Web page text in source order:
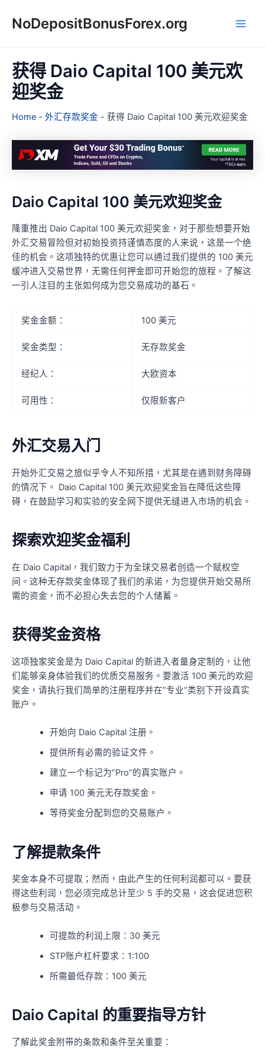
NoDepositBonusForex.org
获得 Daio Capital 100 美元欢
迎奖金
Home - 外汇存款奖金 - 获得 Daio Capital 100 美元欢迎奖金
Daio Capital 100 美元欢迎奖金
隆重推出 Daio Capital 100 美元欢迎奖金，对于那些想要开始
外汇交易冒险但对初始投资持谨慎态度的人来说，这是一个绝
佳的机会。这项独特的优惠让您可以通过我们提供的 100 美元
缓冲进入交易世界，无需任何押金即可开始您的旅程。了解这
一引人注目的主张如何成为您交易成功的基石。
奖金金额： 100 美元
奖金类型： 无存款奖金
经纪人： 大欧资本
可用性： 仅限新客户
外汇交易入门
开始外汇交易之旅似乎令人不知所措，尤其是在遇到财务障碍
的情况下。 Daio Capital 100 美元欢迎奖金旨在降低这些障
碍，在鼓励学习和实验的安全网下提供无缝进入市场的机会。
探索欢迎奖金福利
在 Daio Capital，我们致力于为全球交易者创造一个赋权空
间。这种无存款奖金体现了我们的承诺，为您提供开始交易所
需的资金，而不必担心失去您的个人储蓄。
获得奖金资格
这项独家奖金是为 Daio Capital 的新进入者量身定制的，让他
们能够亲身体验我们的优质交易服务。要激活 100 美元的欢迎
奖金，请执行我们简单的注册程序并在“专业”类别下开设真实
账户。
开始向 Daio Capital 注册。
提供所有必需的验证文件。
建立一个标记为“Pro”的真实账户。
申请 100 美元无存款奖金。
等待奖金分配到您的交易账户。
了解提款条件
奖金本身不可提取；然而，由此产生的任何利润都可以。要获
得这些利润，您必须完成总计至少 5 手的交易，这会促进您积
极参与交易活动。
可提款的利润上限：30 美元
STP账户杠杆要求：1:100
所需最低存款：100 美元
Daio Capital 的重要指导方针
了解此奖金附带的条款和条件至关重要：